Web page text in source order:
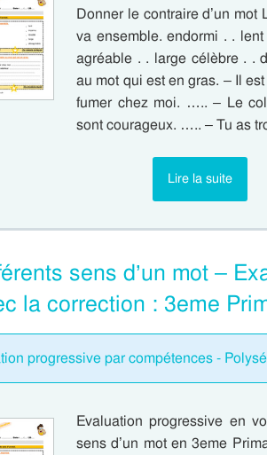
Donner le contraire d’un
va ensemble. endormi . .
agréable . . large célèbre . .
au mot qui est en gras. – Il
fumer chez moi. ….. – Le
sont courageux. ….. – Tu as
Lire la suite
sens d’un mot –
la correction : 3eme
progressive par compétences -
Evaluation progressive en
sens d’un mot en 3eme